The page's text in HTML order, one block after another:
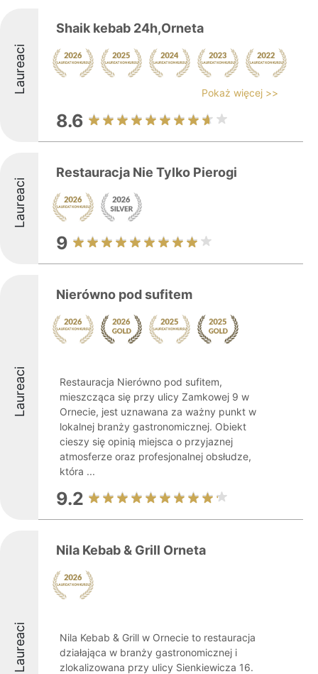
Laureaci
Shaik kebab 24h,Orneta
Pokaż więcej >>
8.6
Laureaci
Restauracja Nie Tylko Pierogi
9
Laureaci
Nierówno pod sufitem
Restauracja Nierówno pod sufitem,
mieszcząca się przy ulicy Zamkowej 9 w
Ornecie, jest uznawana za ważny punkt w
lokalnej branży gastronomicznej. Obiekt
cieszy się opinią miejsca o przyjaznej
atmosferze oraz profesjonalnej obsłudze,
która ...
9.2
Laureaci
Nila Kebab & Grill Orneta
Nila Kebab & Grill w Ornecie to restauracja
działająca w branży gastronomicznej i
zlokalizowana przy ulicy Sienkiewicza 16.